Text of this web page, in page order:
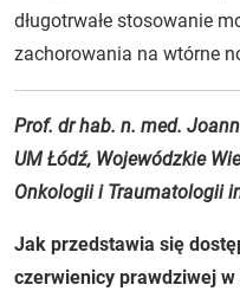
długotrwałe stosowanie
zachorowania na wtórne
Prof. dr hab. n. med.
UM Łódź, Wojewódzkie
Onkologii i Traumatologii
Jak przedstawia się
czerwienicy prawdziwej w